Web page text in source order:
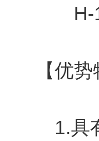
H-
【优
1.具